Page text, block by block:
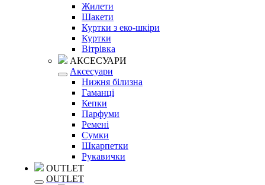
Жилети
Шакети
Куртки з еко-шкіри
Куртки
Вітрівка
АКСЕСУАРИ
Аксесуари
Нижня білизна
Гаманці
Кепки
Парфуми
Ремені
Сумки
Шкарпетки
Рукавички
OUTLET
OUTLET